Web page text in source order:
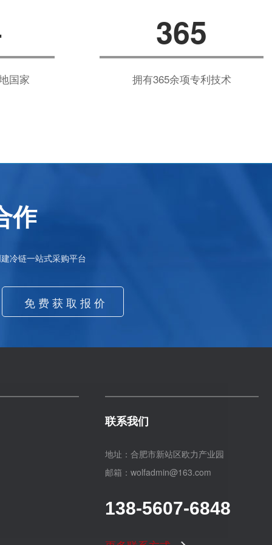
国家
365
拥有365余项专利技术
作
冷链一站式采购平台
联系我们
地址：合肥市新站区欧力产业园
邮箱：wolfadmin@163.com
138-5607-6848